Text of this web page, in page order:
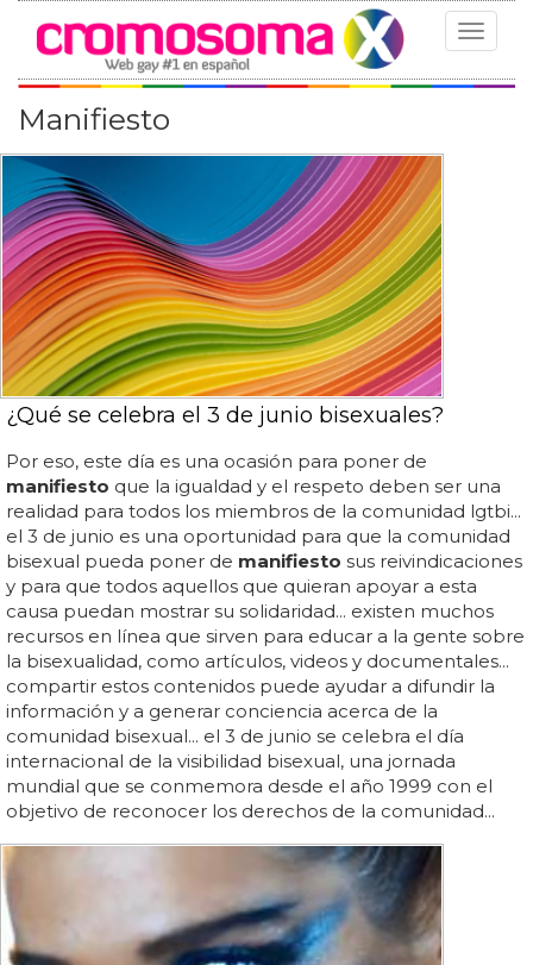
Toggle
Manifiesto
¿Qué se celebra el 3 de junio bisexuales?
Por eso, este día es una ocasión para poner de
manifiesto que la igualdad y el respeto deben ser una
realidad para todos los miembros de la comunidad lgtbi...
el 3 de junio es una oportunidad para que la comunidad
bisexual pueda poner de manifiesto sus reivindicaciones
y para que todos aquellos que quieran apoyar a esta
causa puedan mostrar su solidaridad... existen muchos
recursos en línea que sirven para educar a la gente sobre
la bisexualidad, como artículos, videos y documentales...
compartir estos contenidos puede ayudar a difundir la
información y a generar conciencia acerca de la
comunidad bisexual... el 3 de junio se celebra el día
internacional de la visibilidad bisexual, una jornada
mundial que se conmemora desde el año 1999 con el
objetivo de reconocer los derechos de la comunidad...